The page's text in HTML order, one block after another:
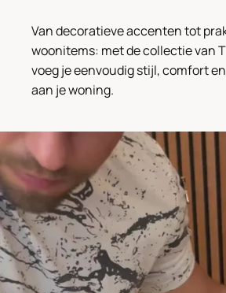
Van decoratieve accenten tot
woonitems: met de collectie van
voeg je eenvoudig stijl, comfort
aan je woning.